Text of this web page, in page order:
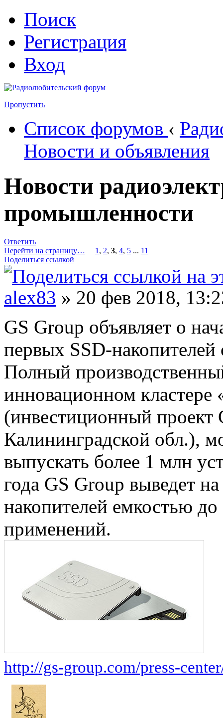
Поиск
Регистрация
Вход
Пропустить
Список форумов ‹
Новости и объявления
Новости
промышленности
Ответить
Перейти на страницу…
1 , 2, 3, 4, 5 ... 11
Поделиться ссылкой
alex83 » 20 фев 2018,
GS Group объявляет о
первых SSD-накопителей
Полный
инновационном кластере
(инвестиционный проект
Калининградской обл.),
выпускать более 1 млн
года GS Group выведет
накопителей емкостью
применений.
http://gs-group.com/press-